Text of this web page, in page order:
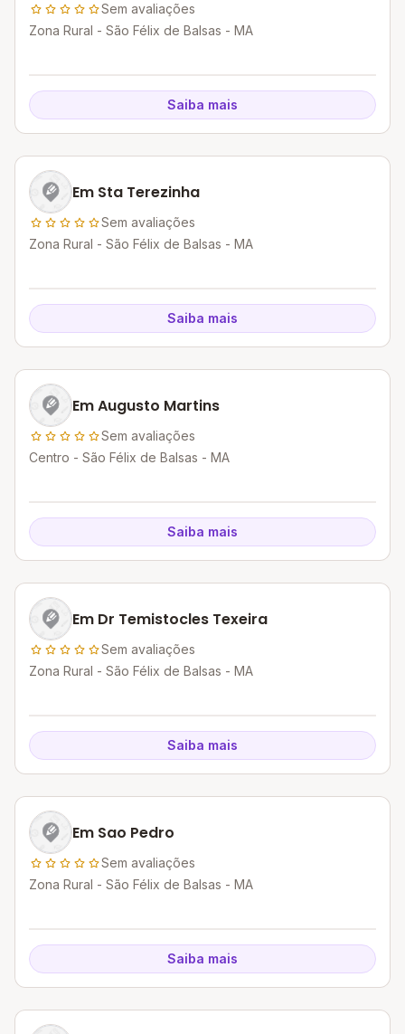
Sem avaliações
Zona Rural - São Félix de Balsas - MA
Saiba mais
Em Sta Terezinha
Sem avaliações
Zona Rural - São Félix de Balsas - MA
Saiba mais
Em Augusto Martins
Sem avaliações
Centro - São Félix de Balsas - MA
Saiba mais
Em Dr Temistocles Texeira
Sem avaliações
Zona Rural - São Félix de Balsas - MA
Saiba mais
Em Sao Pedro
Sem avaliações
Zona Rural - São Félix de Balsas - MA
Saiba mais